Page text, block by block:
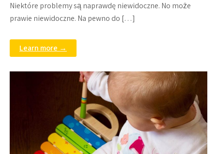
Niektóre problemy są naprawdę niewidoczne. No może
prawie niewidoczne. Na pewno do […]
Learn more →